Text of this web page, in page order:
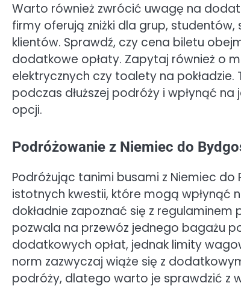
Warto również zwrócić uwagę na
firmy oferują zniżki dla grup,
klientów. Sprawdź, czy cena biletu
dodatkowe opłaty. Zapytaj również o
elektrycznych czy toalety na
podczas dłuższej podróży i wpłynąć
opcji.
Podróżowanie z Niemiec do
Podróżując tanimi busami z Niemiec
istotnych kwestii, które mogą wpłynąć
dokładnie zapoznać się z regulaminem
pozwala na przewóz jednego bagażu
dodatkowych opłat, jednak limity
norm zazwyczaj wiąże się z
podróży, dlatego warto je sprawdzić z